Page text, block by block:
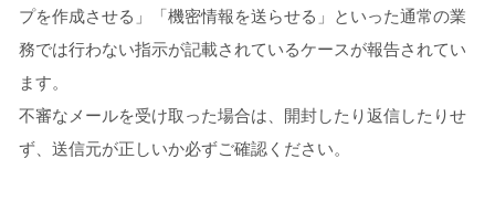
プを作成させる」「機密情報を送らせる」といった通常の業
務では行わない指示が記載されているケースが報告されてい
ます。
不審なメールを受け取った場合は、開封したり返信したりせ
ず、送信元が正しいか必ずご確認ください。